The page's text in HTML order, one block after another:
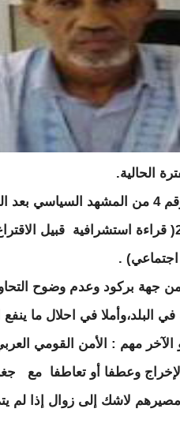
الحالية.
كان يراد لهذه الحلقة أن تكون الرقم 4 من المشهد السياسي
1(قراءة في المشهد السياسي)و 2( قراءة استشرافية قبيل
جهة بركود وعدم وضوح
البلد،وأملا في احلال ما ينفع
مهم : الأمن القومي
وعطفا أو تعاطفا مع
لاشك إلى زوال إذا لم